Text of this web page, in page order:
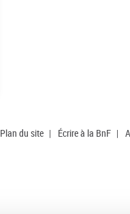
Plan du site | Écrire à la BnF |